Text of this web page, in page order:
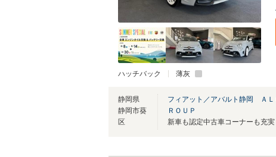
ハッチバック 薄灰
静岡県
静岡市葵
区
フィアット／アバルト静岡 Ａ
ＲＯＵＰ
新車も認定中古車コーナーも充実